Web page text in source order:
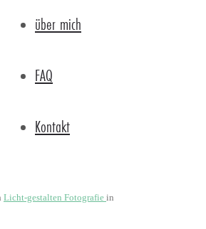
über mich
FAQ
Kontakt
Licht-gestalten Fotografie in